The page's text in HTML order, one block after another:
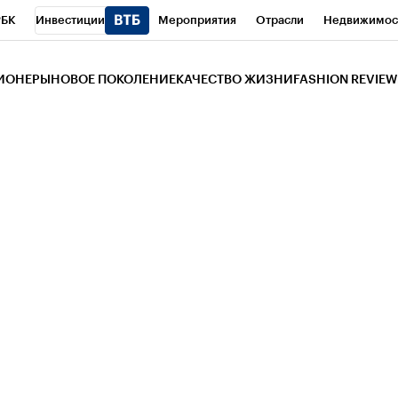
Инвестиции Мероприятия Отрасли
НОВОЕ ПОКОЛЕНИЕ КАЧЕСТВО ЖИЗНИ FASHION REVIEW